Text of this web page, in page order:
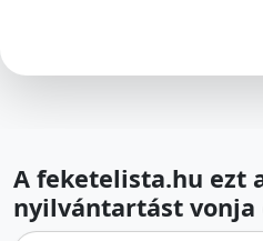
A feketelista.hu ezt
nyilvántartást vonja